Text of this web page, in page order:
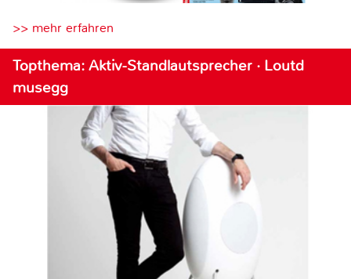
>> mehr erfahren
Topthema: Aktiv-Standlautsprecher · Loutd
musegg